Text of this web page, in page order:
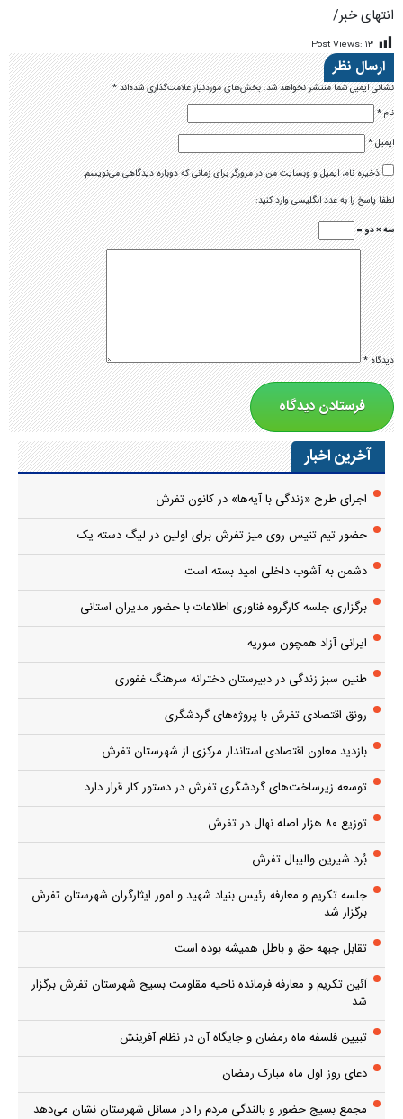
انتهای خبر/
Post Views: ۱۳
ارسال نظر
نشانی ایمیل شما منتشر نخواهد شد.بخش‌های موردنیاز علامت‌گذاری شده‌اند*
نام*
ایمیل*
ذخیره نام، ایمیل و وبسایت من در مرورگر برای زمانی که دوباره دیدگاهی می‌نویسم.
لطفا پاسخ را به عدد انگلیسی وارد کنید:
سه × دو =
دیدگاه*
آخرین اخبار
اجرای طرح «زندگی با آیه‌ها» در کانون تفرش
حضور تیم تنیس روی میز تفرش برای اولین در لیگ دسته یک
دشمن به آشوب داخلی امید بسته است
برگزاری جلسه کارگروه فناوری اطلاعات با حضور مدیران استانی
ایرانی آزاد همچون سوریه
طنین سبز زندگی در دبیرستان دخترانه سرهنگ غفوری
رونق اقتصادی تفرش با پروژه‌های گردشگری
بازدید معاون اقتصادی استاندار مرکزی از شهرستان تفرش
توسعه زیرساخت‌های گردشگری تفرش در دستور کار قرار دارد
توزیع ۸۰ هزار اصله نهال در تفرش
بُرد شیرین والیبال تفرش
جلسه تکریم و معارفه رئیس بنیاد شهید و امور ایثارگران شهرستان تفرش
برگزار شد.
تقابل جبهه حق و باطل همیشه بوده است
آئین تکریم و معارفه فرمانده ناحیه مقاومت بسیج شهرستان تفرش برگزار
شد
تبیین فلسفه ماه رمضان و جایگاه آن در نظام آفرینش
دعای روز اول ماه مبارک رمضان
مجمع بسیج حضور و بالندگی مردم را در مسائل شهرستان نشان می‌دهد